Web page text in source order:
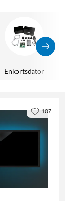
Enkortsdator
107